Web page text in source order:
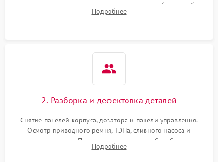
выявления посторонних шумов, протечек или сбоев в работе
электронного модуля управления.
Подробнее
2. Разборка и дефектовка деталей
Снятие панелей корпуса, дозатора и панели управления.
Осмотр приводного ремня, ТЭНа, сливного насоса и
амортизаторов. Проверка подшипников барабана и
крестовины на износ, а манжеты люка на разрывы.
Подробнее